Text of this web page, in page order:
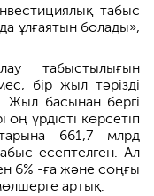
табыс
ұлғаятын болады»,
табыстылығын
бір жыл тәрізді
Жыл басынан бергі
үрдісті көрсетіп
661,7 млрд
есептелген. Ал
6% -ға және соңғы
артық.